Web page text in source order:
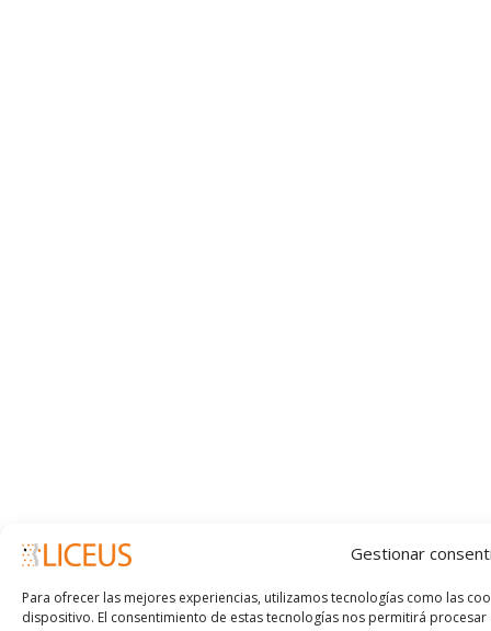
Gestionar
Para ofrecer las mejores experiencias, utilizamos tecnologías como las
dispositivo. El consentimiento de estas tecnologías nos permitirá